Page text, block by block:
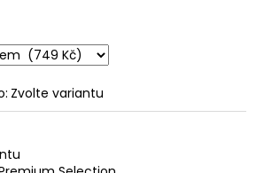
Zvolte variantu